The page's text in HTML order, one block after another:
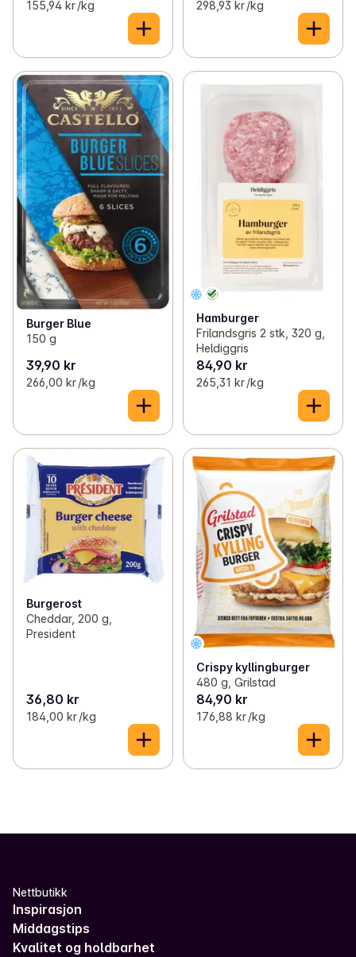
155,94 kr /kg 298,93 kr /kg
Burger Blue
150 g
39,90 kr
266,00 kr /kg
Hamburger
Frilandsgris 2 stk, 320 g,
Heldiggris
84,90 kr
265,31 kr /kg
Burgerost
Cheddar, 200 g,
President
36,80 kr
184,00 kr /kg
Crispy kyllingburger
480 g, Grilstad
84,90 kr
176,88 kr /kg
Nettbutikk
Inspirasjon
Middagstips
Kvalitet og holdbarhet